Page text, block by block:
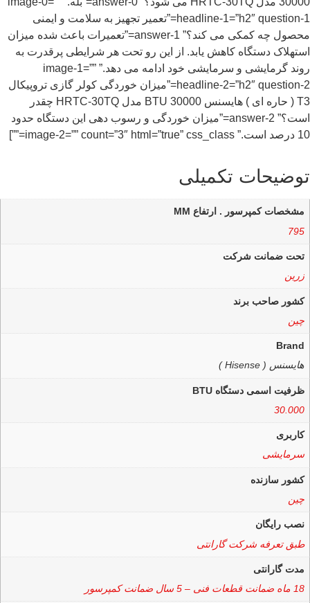
headline-1=”h2″ question-1=”تعمیر تجهیز به سلامت و ایمنی
محصول چه کمکی می کند؟” answer-1=”تعمیرات باعث شده میزان
استهلاک دستگاه کاهش یابد. از این رو تحت هر شرایطی پرقدرت به
روند گرمایشی و سرمایشی خود ادامه می دهد.” image-1=””
headline-2=”h2″ question-2=”میزان خوردگی کولر گازی تروپیکال
T3 ( حاره ای ) هایسنس BTU 30000 مدل HRTC-30TQ چقدر
است؟” answer-2=”میزان خوردگی و رسوب دهی این دستگاه حدود
10 درصد است.” image-2=”” count=”3″ html=”true” css_class=””]
توضیحات تکمیلی
مشخصات کمپرسور . ارتفاع MM
795
تحت ضمانت شرکت
زرین
کشور صاحب برند
چین
Brand
هایسنس ( Hisense )
ظرفیت اسمی دستگاه BTU
30.000
کاربری
سرمایشی
کشور سازنده
چین
نصب رایگان
طبق تعرفه شرکت گارانتی
مدت گارانتی
18 ماه ضمانت قطعات فنی – 5 سال ضمانت کمپرسور